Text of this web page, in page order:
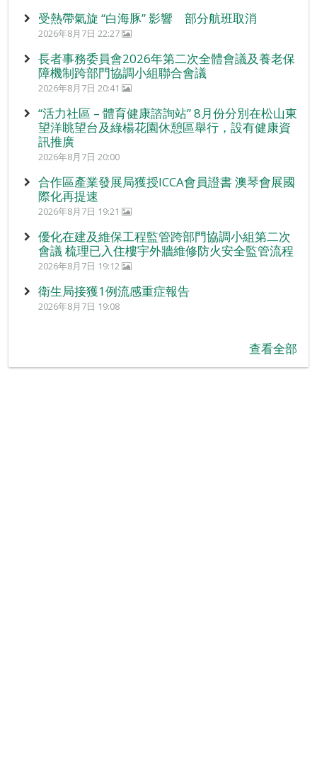
受熱帶氣旋 “白海豚” 影響 部分航班取消
2026年8月7日 22:27
長者事務委員會2026年第二次全體會議及養老保
障機制跨部門協調小組聯合會議
2026年8月7日 20:41
“活力社區 – 體育健康諮詢站” 8月份分別在松山東
望洋眺望台及綠楊花園休憩區舉行，設有健康資
訊推廣
2026年8月7日 20:00
合作區產業發展局獲授ICCA會員證書 澳琴會展國
際化再提速
2026年8月7日 19:21
優化在建及維保工程監管跨部門協調小組第二次
會議 梳理已入住樓宇外牆維修防火安全監管流程
2026年8月7日 19:12
衛生局接獲1例流感重症報告
2026年8月7日 19:08
查看全部